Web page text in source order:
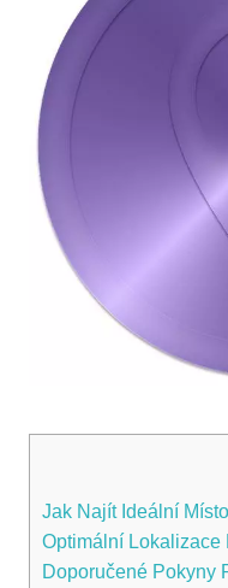
Jak Najít Ideální
Optimální Lokalizace
Doporučené Pokyny